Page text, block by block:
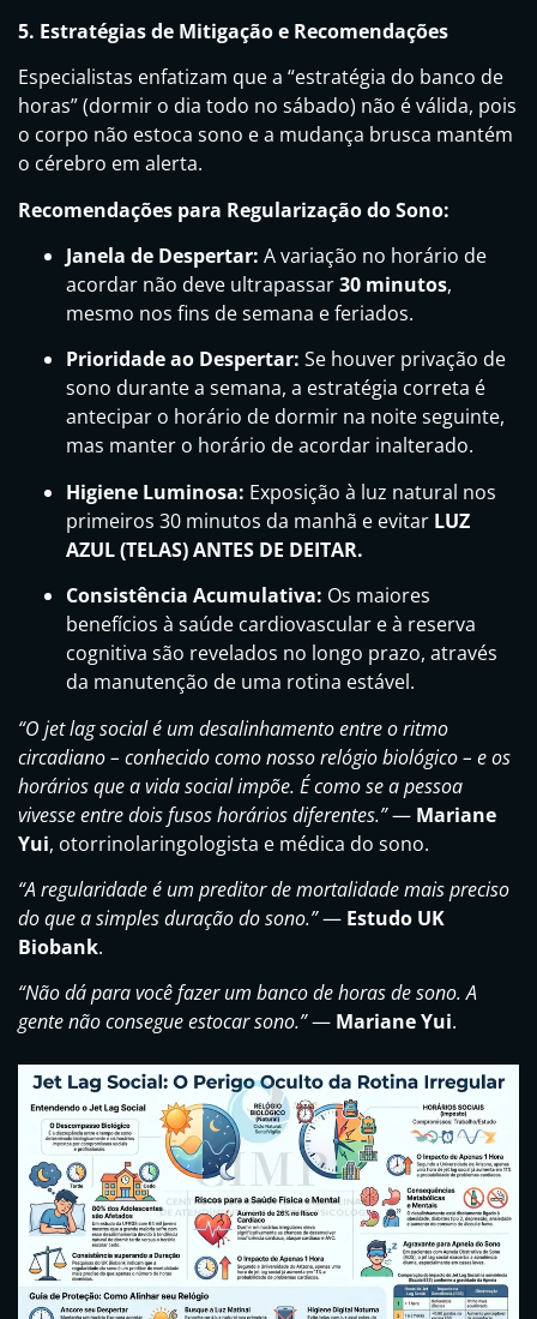
5. Estratégias de Mitigação e Recomendações
Especialistas enfatizam que a “estratégia do banco de
horas” (dormir o dia todo no sábado) não é válida, pois
o corpo não estoca sono e a mudança brusca mantém
o cérebro em alerta.
Recomendações para Regularização do Sono:
Janela de Despertar: A variação no horário de
acordar não deve ultrapassar30 minutos,
mesmo nos fins de semana e feriados.
Prioridade ao Despertar: Se houver privação de
sono durante a semana, a estratégia correta é
antecipar o horário de dormir na noite seguinte,
mas manter o horário de acordar inalterado.
Higiene Luminosa: Exposição à luz natural nos
primeiros 30 minutos da manhã e evitar LUZ
AZUL (TELAS) ANTES DE DEITAR.
Consistência Acumulativa: Os maiores
benefícios à saúde cardiovascular e à reserva
cognitiva são revelados no longo prazo, através
da manutenção de uma rotina estável.
“O jet lag social é um desalinhamento entre o ritmo
circadiano – conhecido como nosso relógio biológico – e os
horários que a vida social impõe. É como se a pessoa
vivesse entre dois fusos horários diferentes.”— Mariane
Yui, otorrinolaringologista e médica do sono.
“A regularidade é um preditor de mortalidade mais preciso
do que a simples duração do sono.”— Estudo UK
Biobank.
“Não dá para você fazer um banco de horas de sono. A
gente não consegue estocar sono.”— Mariane Yui.